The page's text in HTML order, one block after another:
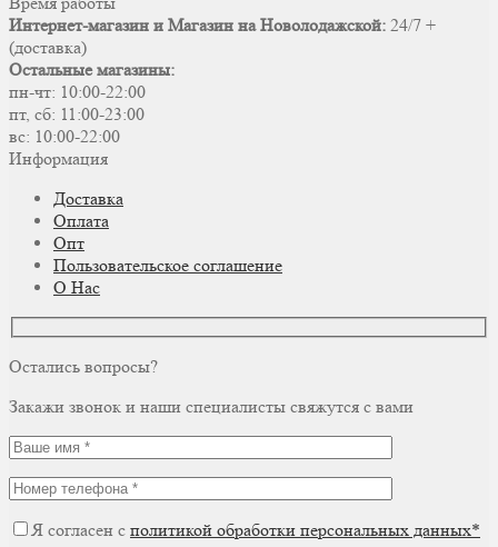
Интернет-магазин и Магазин на Новолодажской: 24/7 +
(доставка)
Остальные магазины:
пн-чт: 10:00-22:00
пт, сб: 11:00-23:00
вс: 10:00-22:00
Информация
Доставка
Оплата
Опт
Пользовательское соглашение
О Нас
Остались вопросы?
Закажи звонок и наши специалисты свяжутся с вами
Я согласен с политикой обработки персональных данных*